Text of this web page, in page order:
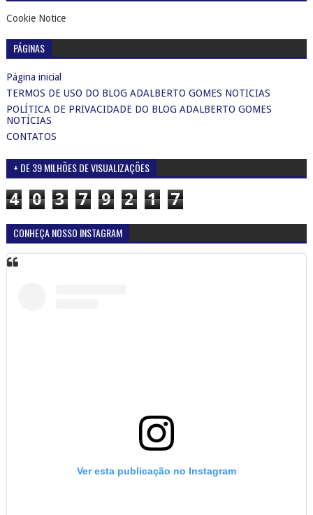
Cookie Notice
PÁGINAS
Página inicial
TERMOS DE USO DO BLOG ADALBERTO GOMES NOTICIAS
POLÍTICA DE PRIVACIDADE DO BLOG ADALBERTO GOMES
NOTÍCIAS
CONTATOS
+ DE 39 MILHÕES DE VISUALIZAÇÕES
4 0 3 7 9 2 1 7
CONHEÇA NOSSO INSTAGRAM
Ver esta publicação no Instagram